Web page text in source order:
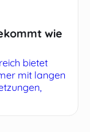
wie
bietet
mit langen